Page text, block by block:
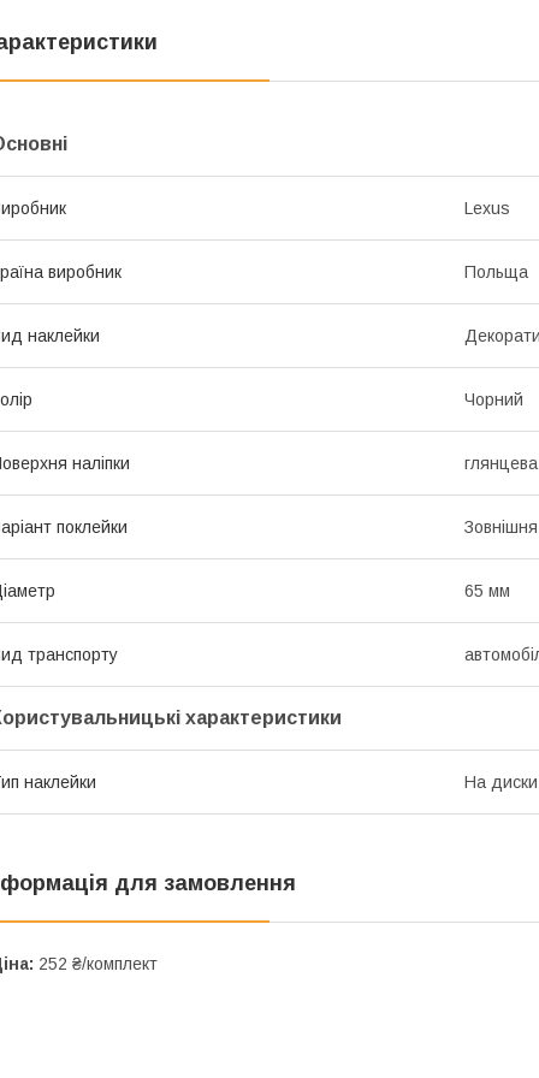
Lexus
виробник Польща
наклейки
Чорний
наліпки глянцева
поклейки Зовнішня
65 мм
транспорту
характеристики
наклейки На диски
для замовлення
252 ₴/комплект